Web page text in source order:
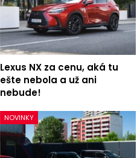
Lexus NX za cenu, aká tu
ešte nebola a už ani
nebude!
NOVINKY